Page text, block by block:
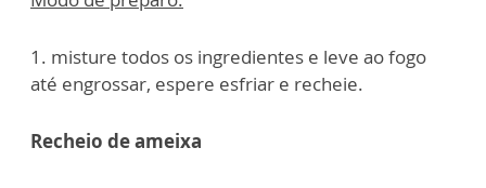
1. misture todos os ingredientes e leve ao fogo
até engrossar, espere esfriar e recheie.
Recheio de ameixa